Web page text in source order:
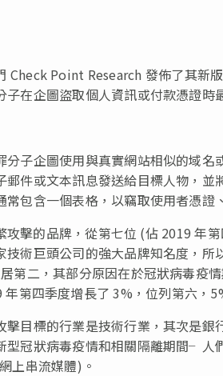
Check Point Research 發佈了其新
在企圖盜取個人資訊或付款憑證時
子企圖使用與真實網站相似的域
郵件或文本訊息發送給目標人物，
包含一個表格，以竊取使用者憑證
擊的品牌，從第七位 (佔 2019 年
技術巨頭公司的強大品牌知名度，
第二，其部分原因在於冠狀病毒疫
第四季度增長了 3%，位列第六，
擊目標的行業是技術行業，其次是
型冠狀病毒疫情和相關隔離期間╴人
上串流媒體)。